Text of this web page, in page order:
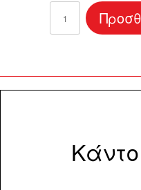
Καμβάς
northen
lights